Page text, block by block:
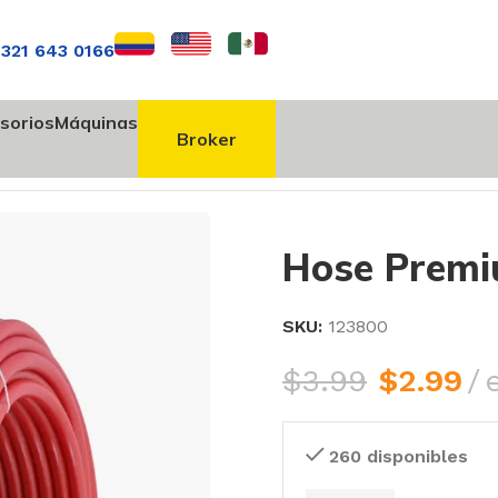
643 0166
Máquinas
Broker
Hose
SKU: 123800
$3.99 $2.99
260 disponibles